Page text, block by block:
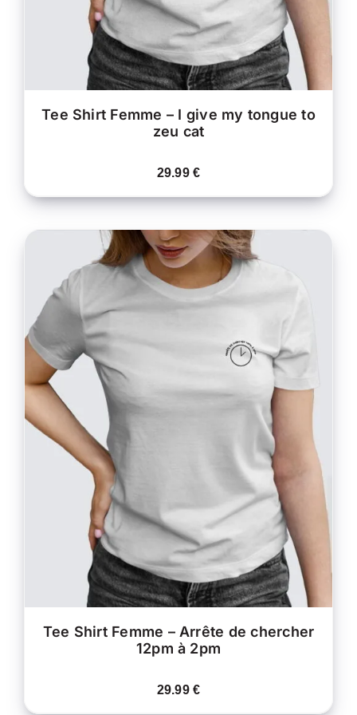
CHOISIES
SUR
LA
PAGE
DU
Tee Shirt Femme – I give my tongue to
zeu cat
29.99€
PRODUIT
PLUSIEURS
VARIATIONS.
LES
OPTIONS
PEUVENT
CHOISIES
LA
PAGE
DU
DÉTAILS
Tee Shirt Femme – Arrête de chercher
12pm à 2pm
29.99€